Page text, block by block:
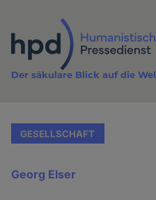
Inhalt
Der säkulare Blick auf die
GESELLSCHAFT
Georg Elser